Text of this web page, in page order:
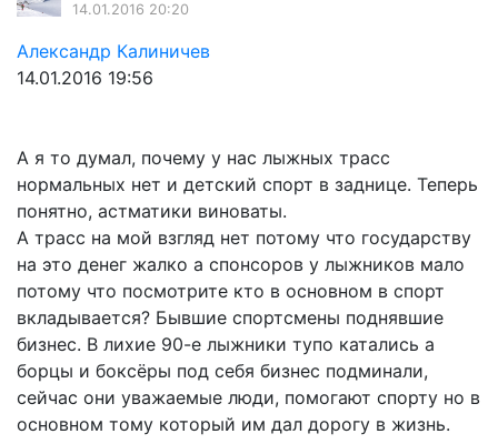
14.01.2016 20:20
Александр Калиничев
14.01.2016 19:56
А я то думал, почему у нас лыжных трасс
нормальных нет и детский спорт в заднице. Теперь
понятно, астматики виноваты.
А трасс на мой взгляд нет потому что государству
на это денег жалко а спонсоров у лыжников мало
потому что посмотрите кто в основном в спорт
вкладывается? Бывшие спортсмены поднявшие
бизнес. В лихие 90-е лыжники тупо катались а
борцы и боксёры под себя бизнес подминали,
сейчас они уважаемые люди, помогают спорту но в
основном тому который им дал дорогу в жизнь.